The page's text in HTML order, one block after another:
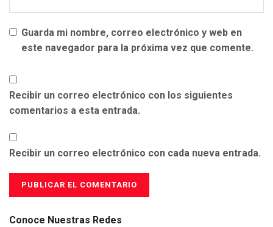
Guarda mi nombre, correo electrónico y web en
este navegador para la próxima vez que comente.
Recibir un correo electrónico con los siguientes
comentarios a esta entrada.
Recibir un correo electrónico con cada nueva entrada.
Conoce Nuestras Redes